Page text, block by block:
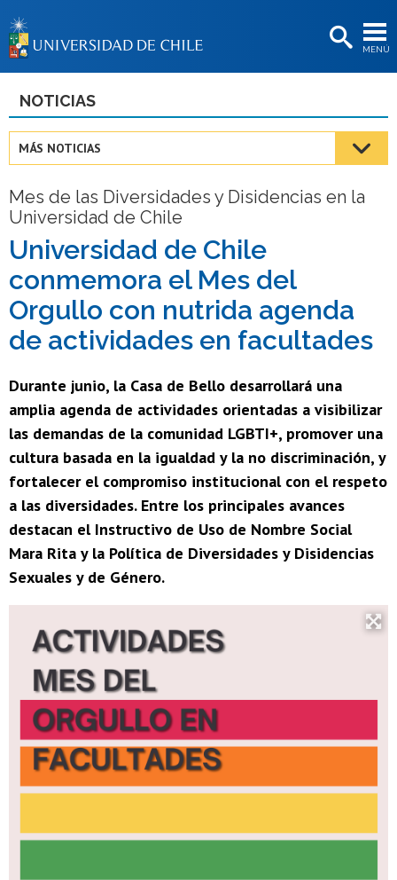
MENÚ
BIBLIOTECAS
Estudiantes
Académicas/os
Funcionarias/os
Egresadas/os
NOTICIAS
MÁS NOTICIAS
Mes de las Diversidades y Disidencias en la
Universidad de Chile
Universidad de Chile
conmemora el Mes del
Orgullo con nutrida agenda
de actividades en facultades
Durante junio, la Casa de Bello desarrollará una
amplia agenda de actividades orientadas a visibilizar
las demandas de la comunidad LGBTI+, promover una
cultura basada en la igualdad y la no discriminación, y
fortalecer el compromiso institucional con el respeto
a las diversidades. Entre los principales avances
destacan el Instructivo de Uso de Nombre Social
Mara Rita y la Política de Diversidades y Disidencias
Sexuales y de Género.